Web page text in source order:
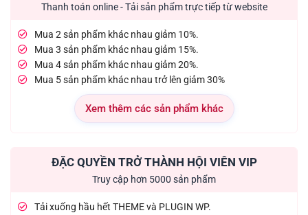
Thanh toán online - Tải sản phẩm trực tiếp từ website
Mua 2 sản phẩm khác nhau giảm 10%.
Mua 3 sản phẩm khác nhau giảm 15%.
Mua 4 sản phẩm khác nhau giảm 20%.
Mua 5 sản phẩm khác nhau trở lên giảm 30%
Xem thêm các sản phẩm khác
ĐẶC QUYỀN TRỞ THÀNH HỘI VIÊN VIP
Truy cập hơn 5000 sản phẩm
Tải xuống hầu hết THEME và PLUGIN WP.